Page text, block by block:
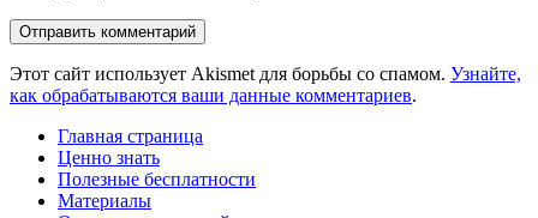
Этот сайт использует Akismet для борьбы со спамом. Узнайте,
как обрабатываются ваши данные комментариев.
Главная страница
Ценно знать
Полезные бесплатности
Материалы